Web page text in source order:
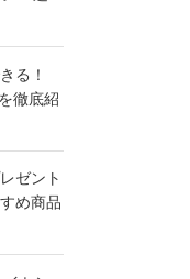
きる！
徹底紹
ゼント
め商品